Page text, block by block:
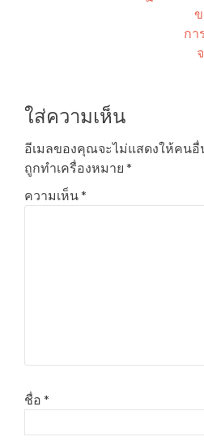
กา
ใส่ความเห็น
อีเมลของคุณจะไม่แสดงให้คนอื่
ถูกทำเครื่องหมาย *
ความเห็น*
ชื่อ *